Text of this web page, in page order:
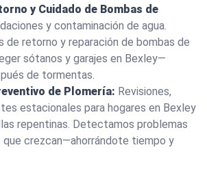
y Cuidado de Bombas de
y contaminación de agua.
de retorno y reparación de bombas de
sótanos y garajes en Bexley—
de tormentas.
de Plomería: Revisiones,
estacionales para hogares en Bexley
repentinas. Detectamos problemas
que crezcan—ahorrándote tiempo y